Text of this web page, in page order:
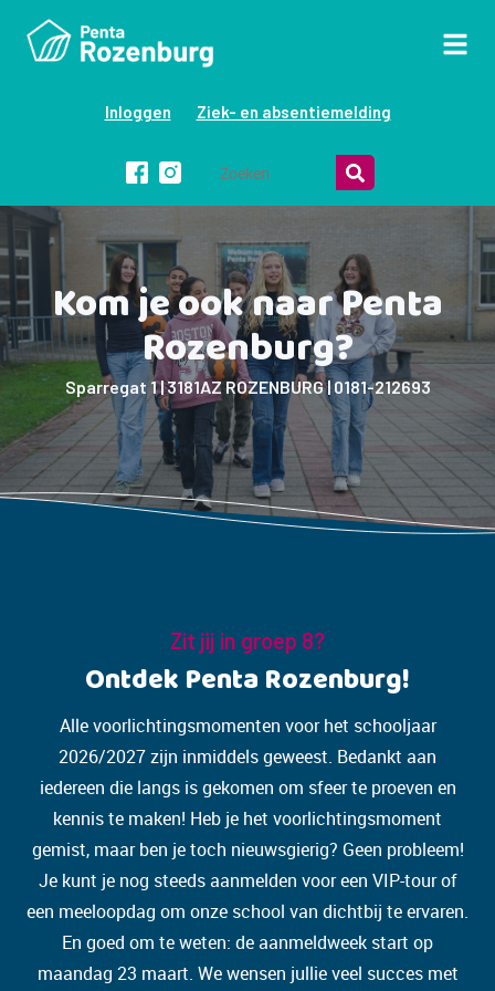
Inloggen Ziek- en absentiemelding
Kom je ook naar Penta
Rozenburg?
Sparregat 1 | 3181AZ ROZENBURG | 0181-212693
Zit jij in groep 8?
Ontdek Penta Rozenburg!
Alle voorlichtingsmomenten voor het schooljaar
2026/2027 zijn inmiddels geweest. Bedankt aan
iedereen die langs is gekomen om sfeer te proeven en
kennis te maken! Heb je het voorlichtingsmoment
gemist, maar ben je toch nieuwsgierig? Geen probleem!
Je kunt je nog steeds aanmelden voor een VIP-tour of
een meeloopdag om onze school van dichtbij te ervaren.
En goed om te weten: de aanmeldweek start op
maandag 23 maart. We wensen jullie veel succes met